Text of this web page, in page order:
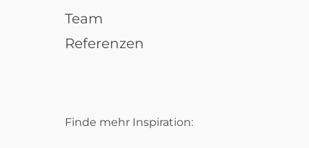
Team
Referenzen
Finde mehr Inspiration: